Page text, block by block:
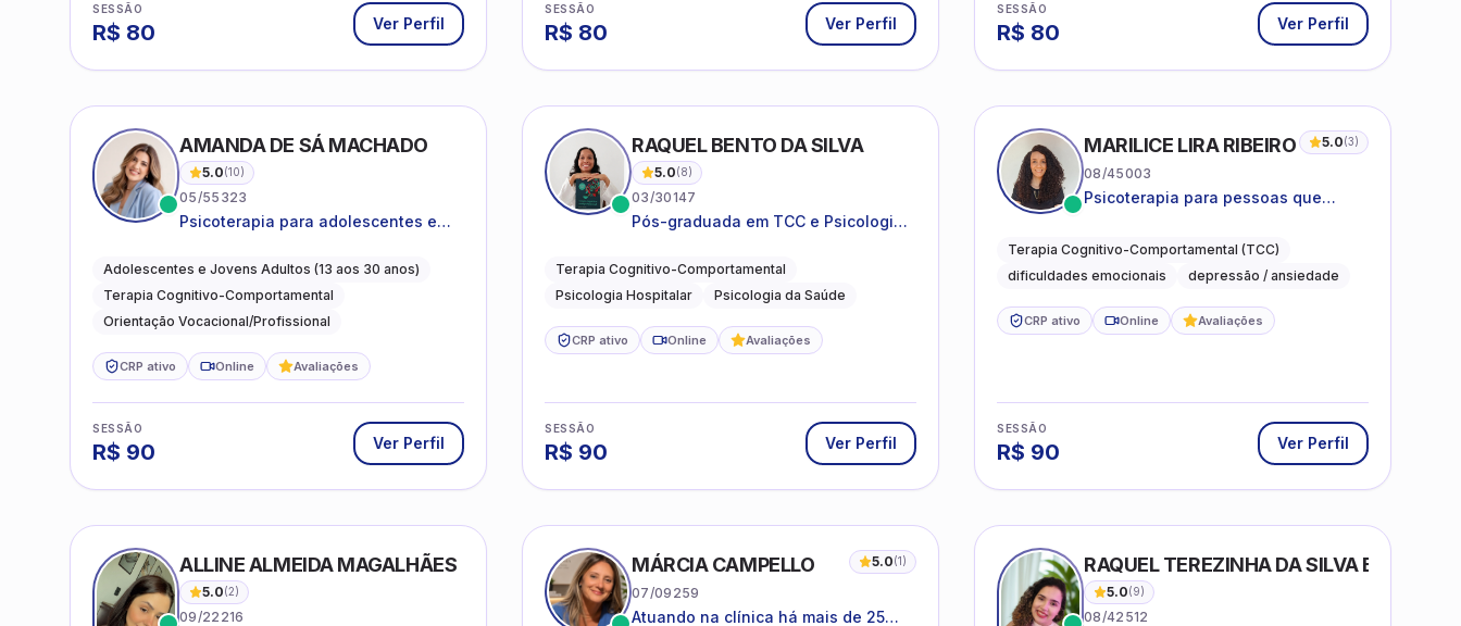
SESSÃO
R$ 80 Ver Perfil
SESSÃO
R$ 80 Ver Perfil
SESSÃO
R$ 80 Ver Perfil
AMANDA DE SÁ MACHADO
5.0(10)
05/55323
Psicoterapia para adolescentes e
ansiedade, autoestima, relações e
orientação profissional
Adolescentes e Jovens Adultos (13 aos 30 anos)
Terapia Cognitivo-Comportamental
Orientação Vocacional/Profissional
CRP ativo Online Avaliações
SESSÃO
R$ 90 Ver Perfil
RAQUEL BENTO DA SILVA
5.0(8)
03/30147
Pós-graduada em TCC e Psicologia
Terapia Cognitivo-Comportamental
Psicologia Hospitalar
Psicologia da Saúde
CRP ativo Online Avaliações
SESSÃO
R$ 90 Ver Perfil
MARILICE LIRA RIBEIRO 5.0(3)
08/45003
Psicoterapia para pessoas que
lidar com as dificuldades do dia a
dia
Terapia Cognitivo-Comportamental (TCC)
dificuldades emocionais
depressão / ansiedade
CRP ativo Online Avaliações
SESSÃO
R$ 90 Ver Perfil
ALLINE ALMEIDA MAGALHÃES
5.0(2)
09/22216
MÁRCIA CAMPELLO 5.0(1)
07/09259
Atuando na clínica há mais de 25
RAQUEL TEREZINHA DA SILVA BIONDI
5.0(9)
08/42512